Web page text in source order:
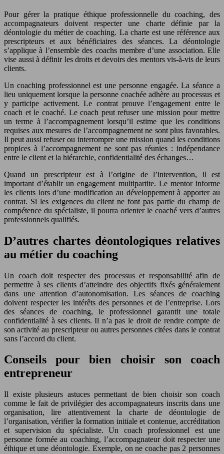
Pour gérer la pratique éthique professionnelle du coaching, des
accompagnateurs doivent respecter une charte définie par la
déontologie du métier de coaching. La charte est une référence aux
prescripteurs et aux bénéficiaires des séances. La déontologie
s’applique à l’ensemble des coachs membre d’une association. Elle
vise aussi à définir les droits et devoirs des mentors vis-à-vis de leurs
clients.
Un coaching professionnel est une personne engagée. La séance a
lieu uniquement lorsque la personne coachée adhère au processus et
y participe activement. Le contrat prouve l’engagement entre le
coach et le coaché. Le coach peut refuser une mission pour mettre
un terme à l’accompagnement lorsqu’il estime que les conditions
requises aux mesures de l’accompagnement ne sont plus favorables.
Il peut aussi refuser ou interrompre une mission quand les conditions
propices à l’accompagnement ne sont pas réunies : indépendance
entre le client et la hiérarchie, confidentialité des échanges…
Quand un prescripteur est à l’origine de l’intervention, il est
important d’établir un engagement multipartite. Le mentor informe
les clients lors d’une modification au développement à apporter au
contrat. Si les exigences du client ne font pas partie du champ de
compétence du spécialiste, il pourra orienter le coaché vers d’autres
professionnels qualifiés.
D’autres chartes déontologiques relatives
au métier du coaching
Un coach doit respecter des processus et responsabilité afin de
permettre à ses clients d’atteindre des objectifs fixés généralement
dans une attention d’autonomisation. Les séances de coaching
doivent respecter les intérêts des personnes et de l’entreprise. Lors
des séances de coaching, le professionnel garantit une totale
confidentialité à ses clients. Il n’a pas le droit de rendre compte de
son activité au prescripteur ou autres personnes citées dans le contrat
sans l’accord du client.
Conseils pour bien choisir son coach
entrepreneur
Il existe plusieurs astuces permettant de bien choisir son coach
comme le fait de privilégier des accompagnateurs inscrits dans une
organisation, lire attentivement la charte de déontologie de
l’organisation, vérifier la formation initiale et contenue, accréditation
et supervision du spécialiste. Un coach professionnel est une
personne formée au coaching, l’accompagnateur doit respecter une
éthique et une déontologie. Exemple, on ne coache pas 2 personnes